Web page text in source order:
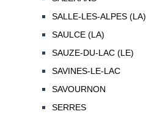
SALLE-LES-ALPES (LA)
SAULCE (LA)
SAUZE-DU-LAC (LE)
SAVINES-LE-LAC
SAVOURNON
SERRES